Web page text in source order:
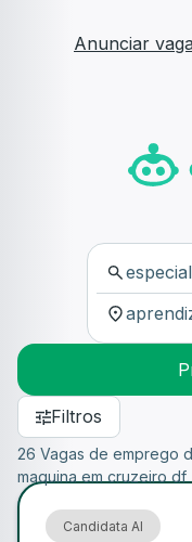
Anunciar
Filtros
26 Vagas de emprego
maquina em cruzeiro df
Candidata AI